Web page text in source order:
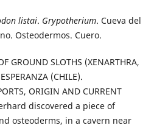
listai. Grypotherium. Cueva del
Osteodermos. Cuero.
GROUND SLOTHS (XENARTHRA,
(CHILE).
ORIGIN AND CURRENT
discovered a piece of
osteoderms, in a cavern near